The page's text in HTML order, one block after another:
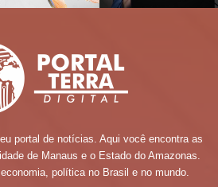
portal de notícias. Aqui você encontra as
de Manaus e o Estado do Amazonas.
política no Brasil e no mundo.